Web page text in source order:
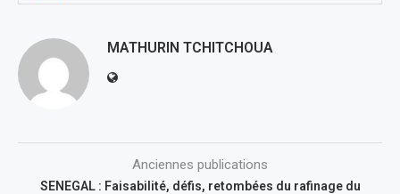
MATHURIN TCHITCHOUA
Anciennes publications
SENEGAL : Faisabilité, défis, retombées du rafinage du